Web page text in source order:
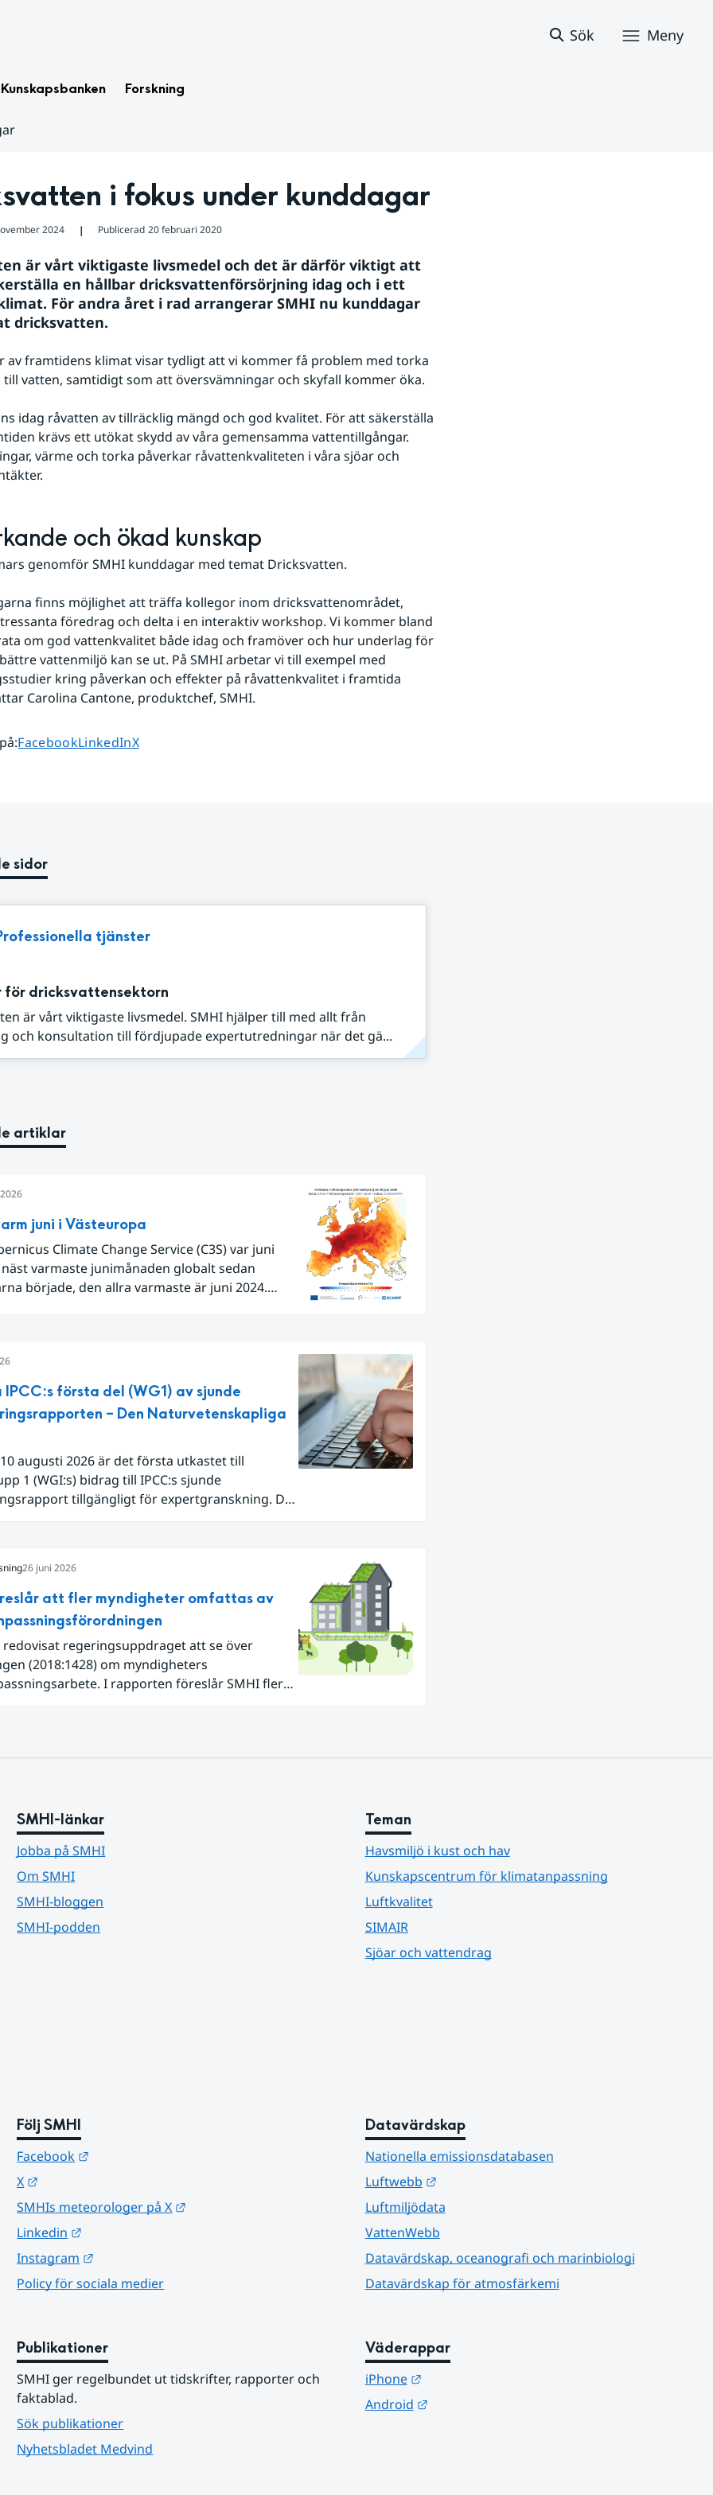
Sök Meny
Kunskapsbanken Forskning
i fokus under kunddagar
2024 ❘ Publicerad 20 februari 2020
är vårt viktigaste livsmedel och det är därför viktigt att
en hållbar dricksvattenförsörjning idag och i ett
För andra året i rad arrangerar SMHI nu kunddagar
dricksvatten.
av framtidens klimat visar tydligt att vi kommer få problem med torka
vatten, samtidigt som att översvämningar och skyfall kommer öka.
idag råvatten av tillräcklig mängd och god kvalitet. För att säkerställa
krävs ett utökat skydd av våra gemensamma vattentillgångar.
värme och torka påverkar råvattenkvaliteten i våra sjöar och
och ökad kunskap
genomför SMHI kunddagar med temat Dricksvatten.
finns möjlighet att träffa kollegor inom dricksvattenområdet,
föredrag och delta i en interaktiv workshop. Vi kommer bland
om god vattenkvalitet både idag och framöver och hur underlag för
vattenmiljö kan se ut. På SMHI arbetar vi till exempel med
kring påverkan och effekter på råvattenkvalitet i framtida
Carolina Cantone, produktchef, SMHI.
:Dela sidan på
FacebookDela sidan på
LinkedInDela sidan på
X
sidor
tjänster
för dricksvattensektorn
är vårt viktigaste livsmedel. SMHI hjälper till med allt från
och konsultation till fördjupade expertutredningar när det gä...
artiklar
juni i Västeuropa
Climate Change Service (C3S) var juni
varmaste junimånaden globalt sedan
började, den allra varmaste är juni 2024.
av månaden. Världshavens
var den högsta som uppmätts för
vilket ligger i fas med en framväxande El
havet.
IPCC:s första del (WG1) av sjunde
– Den Naturvetenskapliga
augusti 2026 är det första utkastet till
1 (WGI:s) bidrag till IPCC:s sjunde
tillgängligt för expertgranskning. Du
26 juni 2026
att fler myndigheter omfattas av
redovisat regeringsuppdraget att se över
(2018:1428) om myndigheters
I rapporten föreslår SMHI flera
SMHI-länkar
Jobba på SMHI
Om SMHI
SMHI-bloggen
SMHI-podden
Teman
Havsmiljö i kust och hav
Kunskapscentrum för klimatanpassning
Luftkvalitet
SIMAIR
Sjöar och vattendrag
Följ SMHI
Facebook
X
SMHIs meteorologer på X
Linkedin
Instagram
Policy för sociala medier
Datavärdskap
Nationella emissionsdatabasen
Luftwebb
Länk till annan webbplats.
Luftmiljödata
VattenWebb
Datavärdskap, oceanografi och marinbiologi
Datavärdskap för atmosfärkemi
Publikationer
SMHI ger regelbundet ut tidskrifter, rapporter och
faktablad.
Sök publikationer
Nyhetsbladet Medvind
Väderappar
iPhone
Länk till annan webbplats.
Android
Länk till annan webbplats.